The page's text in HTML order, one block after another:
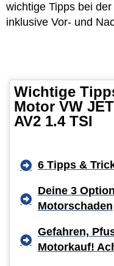
wichtige Tipps bei
inklusive Vor- und
Wichtige
Motor VW
AV2 1.4 TSI
6 Tipps &
Deine 3
Motorschaden
Gefahren,
Motorkauf!